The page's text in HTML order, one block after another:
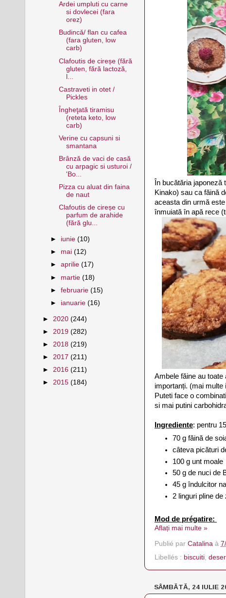
În bucătăria
Kinako) sau ca făină
aceasta din urmă
înmuiată în apă rece
Ambele făine au
importanți. (mai multe
Puteti face o
si mai putini
Ingrediente: pentru
70 g făină de
câteva picături
100 g unt moale
50 g de nuci de
45 g îndulcitor
2 linguri pline
Mod de prégatire:
Aflați mai multe »
Publié par Catalina à
Libellés : biscuiti
SÂMBĂTĂ, 24 IULIE
Ardei umpluti cu carne
si dovlecei (fara
orez)
Budincǎ/ flan cu cafea
(fara gluten, low
carb)
Clafoutis de cireșe (fără
gluten, fără lactoză,
l...
Castraveti in otet /
Pickles
Îngheţată tiramisu
(reteta keto, low
carb)
Verine cu capsuni si
smantana
Brânză de vaci de casă
cu arpagic si usturoi /
'Bo...
Pizza cu aluat din faina
de naut
Clafoutis de cireșe cu
parfum de arahide
(fără glu...
► iunie(10)
► mai(12)
►aprilie(17)
► martie(18)
►februarie(15)
► ianuarie(16)
► 2020 (244)
► 2019 (282)
► 2018 (219)
► 2017 (211)
► 2016 (211)
► 2015 (184)